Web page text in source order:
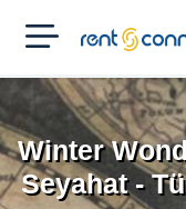
RENT'N
CONNECT
Winter
Seyahat -